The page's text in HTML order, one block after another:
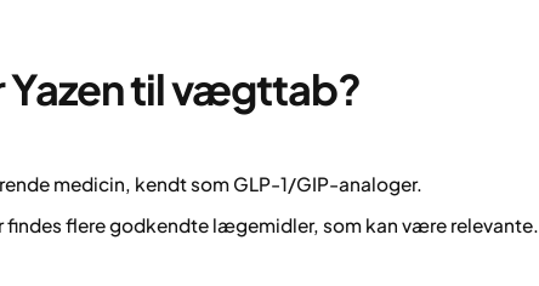
Yazen til vægttab?
medicin, kendt som GLP-1/GIP-analoger.
flere godkendte lægemidler, som kan være relevante.